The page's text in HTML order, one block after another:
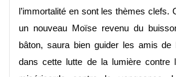
l’immortalité en sont les thèmes clefs.
un nouveau Moïse revenu du
bâton, saura bien guider les amis de
dans cette lutte de la lumière contre